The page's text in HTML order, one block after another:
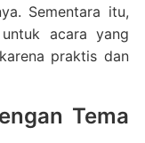
Sementara itu,
acara yang
praktis dan
Tema